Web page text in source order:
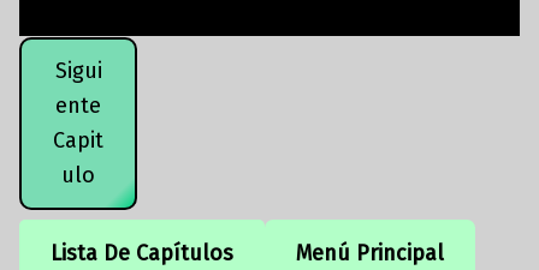
Sigui
ente
Capit
ulo
Lista De Capítulos Menú Principal